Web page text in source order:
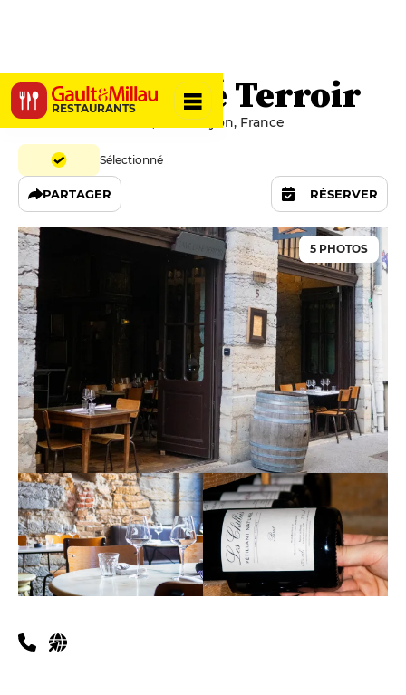
RESTAURANTS
La Cave Café Terroir
5 Rue Moncharmont, 69002 Lyon, France
Sélectionné
PARTAGER RÉSERVER
5 PHOTOS
Infos pratiques